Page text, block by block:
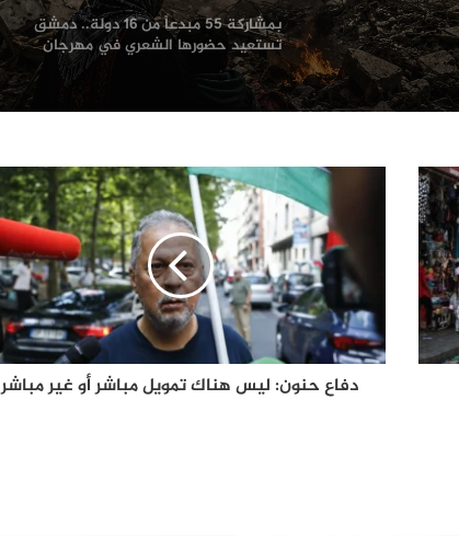
بمشاركة 55 مبدعاً من 16 دولة.. دمشق
تستعيد حضورها الشعري في مهرجان
دولي
ترامب يعلّق ضرباته ضد إيران.. اتفاق
مرتقب لإنهاء الحرب أم هدنة أخرى قابلة
للانهيار؟
من صفقة الحقوق إلى أزمة قيادة.. هل
اقتربت نهاية إنفانتينو في «فيفا»؟
دفاع حنون: ليس هناك تمويل مباشر أو غير مباشر